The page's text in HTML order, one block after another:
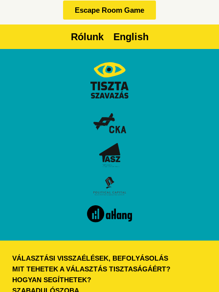
Escape Room Game
Rólunk English
VÁLASZTÁSI VISSZAÉLÉSEK, BEFOLYÁSOLÁS
MIT TEHETEK A VÁLASZTÁS TISZTASÁGÁÉRT?​
HOGYAN SEGÍTHETEK?